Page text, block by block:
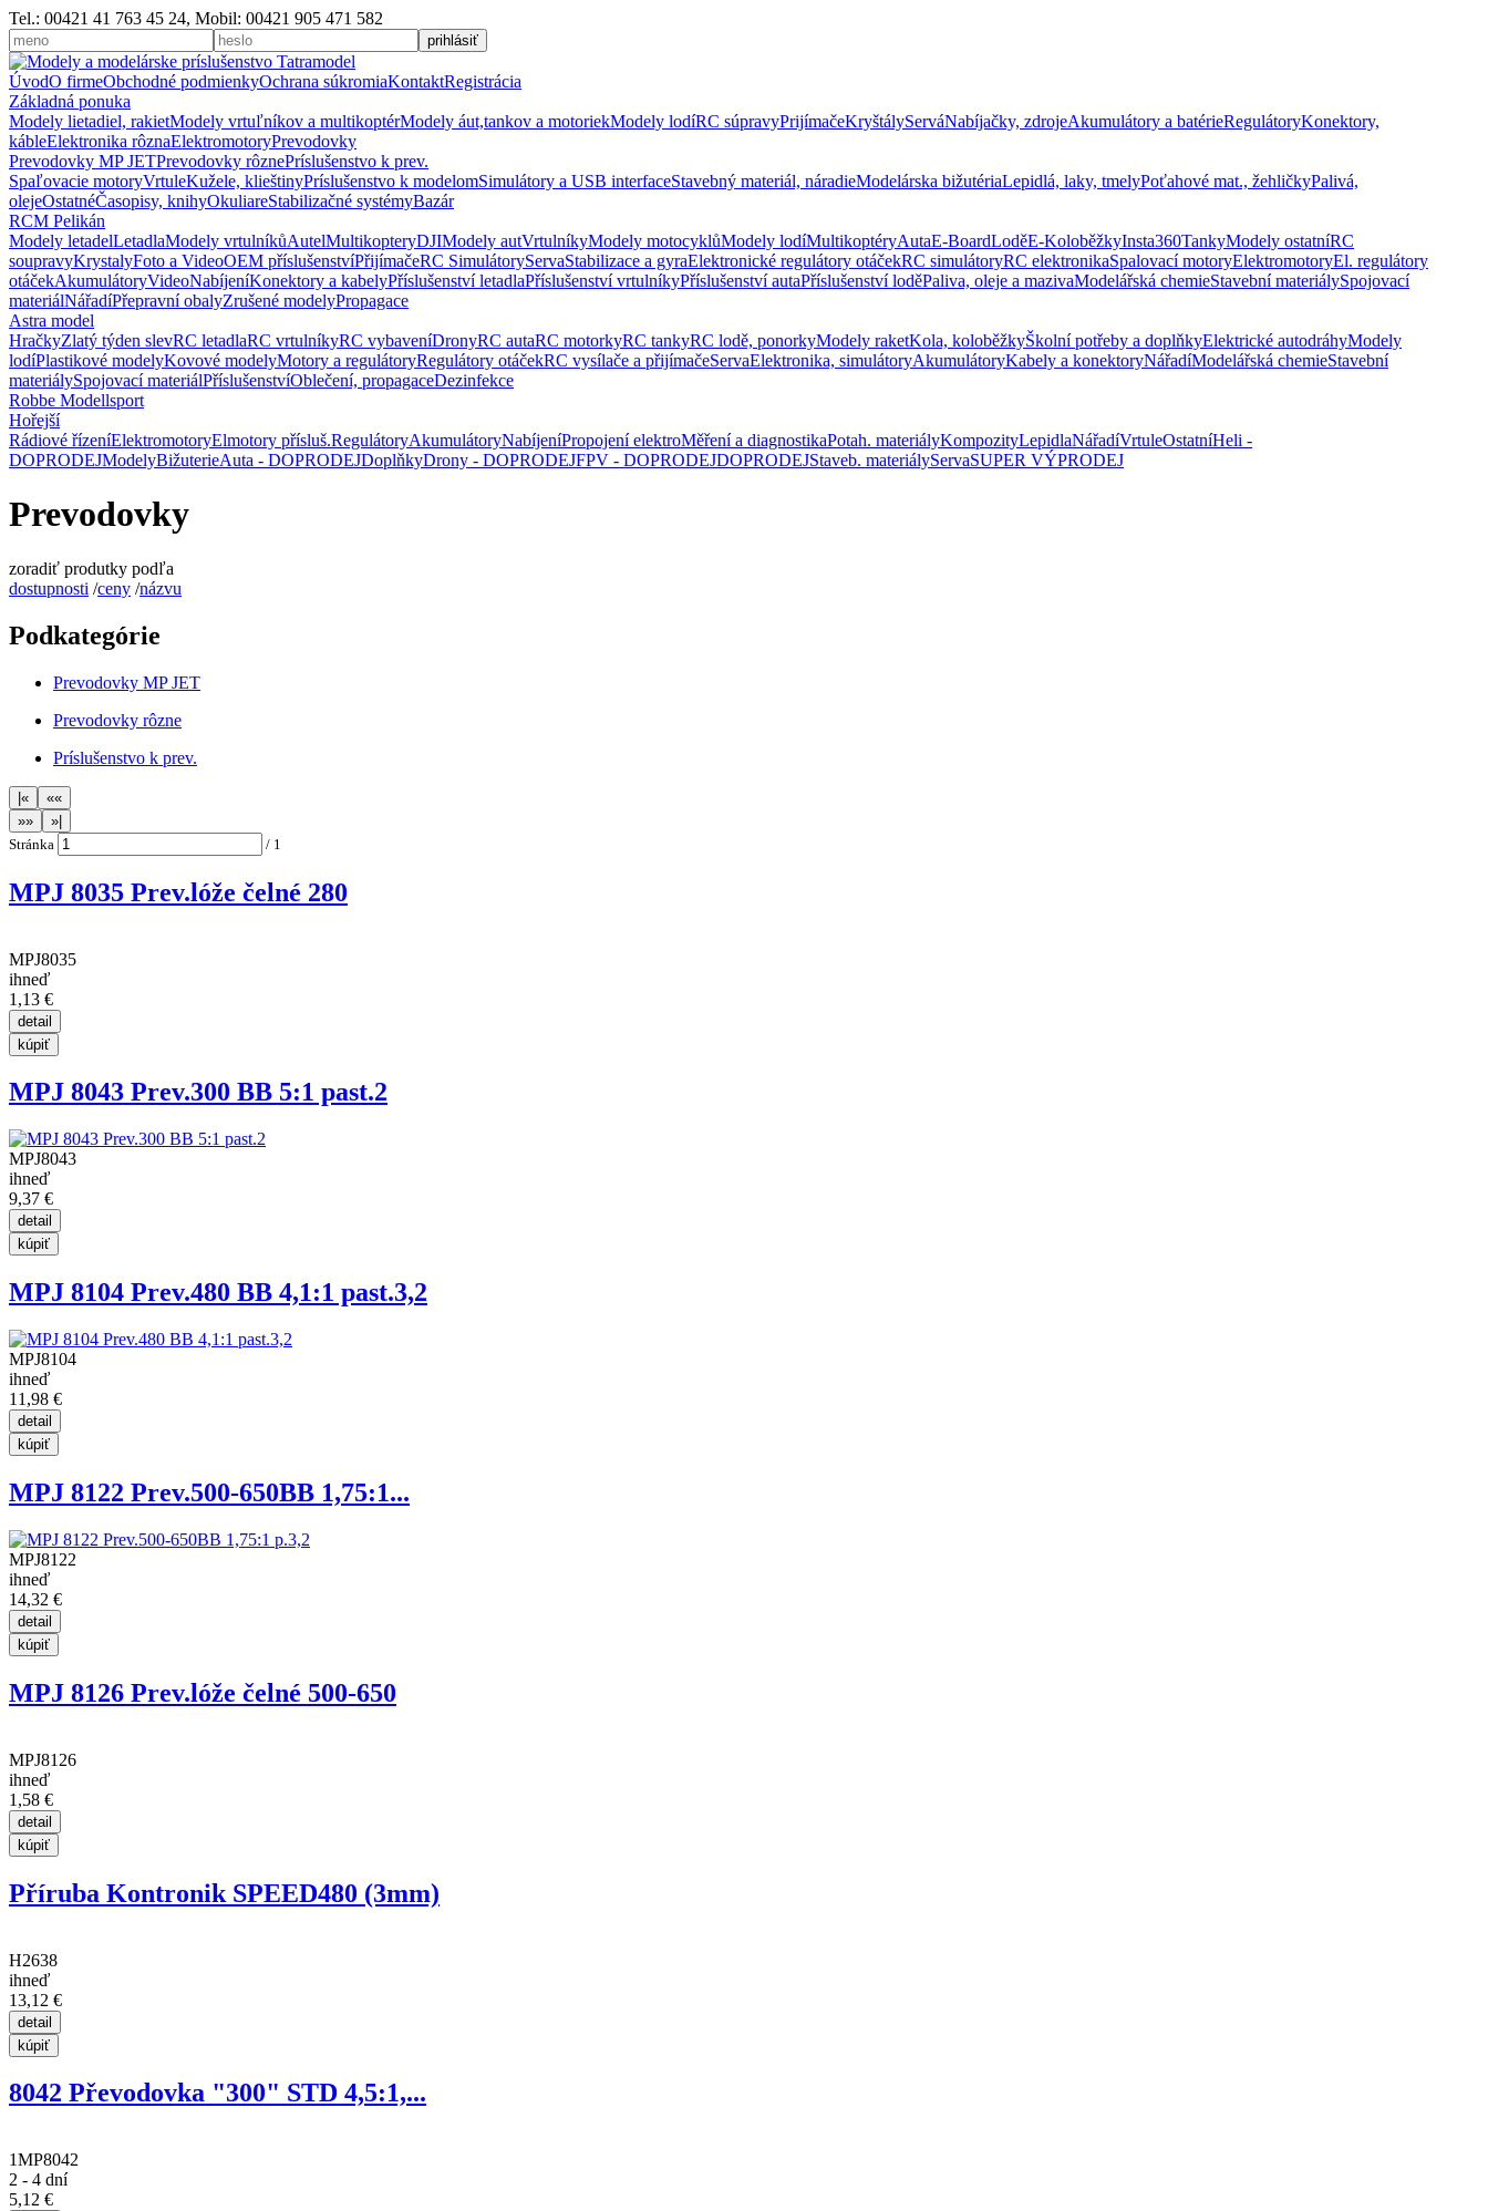
Tel.: 00421 41 763 45 24, Mobil: 00421 905 471 582
ÚvodO firmeObchodné podmienkyOchrana súkromiaKontaktRegistrácia
Základná ponuka
Modely lietadiel, rakietModely vrtuľníkov a multikoptérModely áut,tankov a motoriekModely lodíRC súpravyPrijímačeKryštályServáNabíjačky, zdrojeAkumulátory a batérieRegulátoryKonektory,
kábleElektronika rôznaElektromotoryPrevodovky
Prevodovky MP JETPrevodovky rôznePríslušenstvo k prev.
Spaľovacie motoryVrtuleKužele, klieštinyPríslušenstvo k modelomSimulátory a USB interfaceStavebný materiál, náradieModelárska bižutériaLepidlá, laky, tmelyPoťahové mat., žehličkyPalivá,
olejeOstatnéČasopisy, knihyOkuliareStabilizačné systémyBazár
RCM Pelikán
Modely letadelLetadlaModely vrtulníkůAutelMultikopteryDJIModely autVrtulníkyModely motocyklůModely lodíMultikoptéryAutaE-BoardLoděE-KoloběžkyInsta360TankyModely ostatníRC
soupravyKrystalyFoto a VideoOEM příslušenstvíPřijímačeRC SimulátoryServaStabilizace a gyraElektronické regulátory otáčekRC simulátoryRC elektronikaSpalovací motoryElektromotoryEl. regulátory
otáčekAkumulátoryVideoNabíjeníKonektory a kabelyPříslušenství letadlaPříslušenství vrtulníkyPříslušenství autaPříslušenství loděPaliva, oleje a mazivaModelářská chemieStavební materiálySpojovací
materiálNářadíPřepravní obalyZrušené modelyPropagace
Astra model
HračkyZlatý týden slevRC letadlaRC vrtulníkyRC vybaveníDronyRC autaRC motorkyRC tankyRC lodě, ponorkyModely raketKola, koloběžkyŠkolní potřeby a doplňkyElektrické autodráhyModely
lodíPlastikové modelyKovové modelyMotory a regulátoryRegulátory otáčekRC vysílače a přijímačeServaElektronika, simulátoryAkumulátoryKabely a konektoryNářadíModelářská chemieStavební
materiálySpojovací materiálPříslušenstvíOblečení, propagaceDezinfekce
Robbe Modellsport
Hořejší
Rádiové řízeníElektromotoryElmotory přísluš.RegulátoryAkumulátoryNabíjeníPropojení elektroMěření a diagnostikaPotah. materiályKompozityLepidlaNářadíVrtuleOstatníHeli -
DOPRODEJModelyBižuterieAuta - DOPRODEJDoplňkyDrony - DOPRODEJFPV - DOPRODEJDOPRODEJStaveb. materiályServaSUPER VÝPRODEJ
Prevodovky
zoradiť produtky podľa
dostupnosti /ceny /názvu
Podkategórie
Prevodovky MP JET
Prevodovky rôzne
Príslušenstvo k prev.
Stránka / 1
MPJ 8035 Prev.lóže čelné 280
MPJ8035
ihneď
1,13 €
MPJ 8043 Prev.300 BB 5:1 past.2
MPJ8043
ihneď
9,37 €
MPJ 8104 Prev.480 BB 4,1:1 past.3,2
MPJ8104
ihneď
11,98 €
MPJ 8122 Prev.500-650BB 1,75:1...
MPJ8122
ihneď
14,32 €
MPJ 8126 Prev.lóže čelné 500-650
MPJ8126
ihneď
1,58 €
Příruba Kontronik SPEED480 (3mm)
H2638
ihneď
13,12 €
8042 Převodovka "300" STD 4,5:1,...
1MP8042
2 - 4 dní
5,12 €